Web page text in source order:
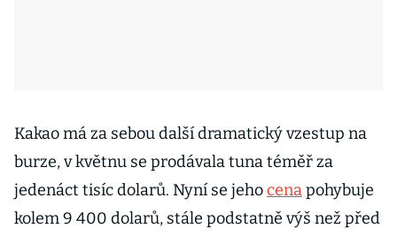
Kakao má za sebou další dramatický vzestup na
burze, v květnu se prodávala tuna téměř za
jedenáct tisíc dolarů. Nyní se jehocenapohybuje
kolem 9 400 dolarů, stále podstatně výš než před